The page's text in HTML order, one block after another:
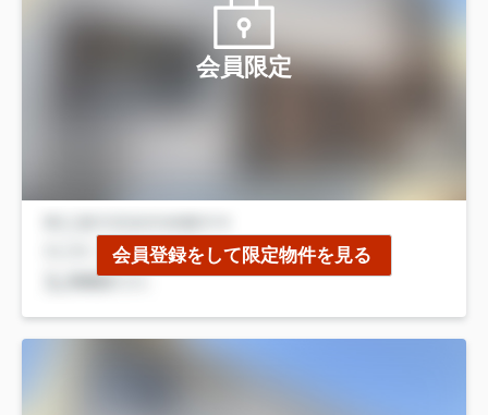
会員限定
会員登録をして限定物件を見る